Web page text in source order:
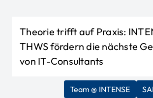
Theorie trifft auf Praxis:
THWS fördern die nächste
von IT-Consultants
Team @ INTENSE